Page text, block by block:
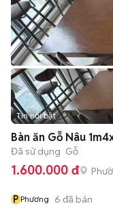
Tin nổi bật
Bàn ăn Gỗ Nâu
Đã sử dụng Gỗ
1.600.000 đ
P Phương 6 đã bán